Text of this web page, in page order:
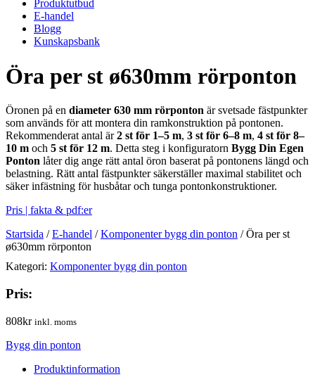
Produktutbud
E-handel
Blogg
Kunskapsbank
Öra per st ø630mm rörponton
Öronen på en diameter 630 mm rörponton är svetsade fästpunkter
som används för att montera din ramkonstruktion på pontonen.
Rekommenderat antal är2 st för 1–5 m, 3 st för 6–8 m, 4 st för 8–
10 m och 5 st för 12 m. Detta steg i konfiguratorn Bygg Din Egen
Ponton låter dig ange rätt antal öron baserat på pontonens längd och
belastning. Rätt antal fästpunkter säkerställer maximal stabilitet och
säker infästning för husbåtar och tunga pontonkonstruktioner.
Pris | fakta & pdf:er
Startsida /E-handel /Komponenter bygg din ponton /Öra per st
ø630mm rörponton
Kategori: Komponenter bygg din ponton
Pris:
808kr inkl. moms
Bygg din ponton
Produktinformation